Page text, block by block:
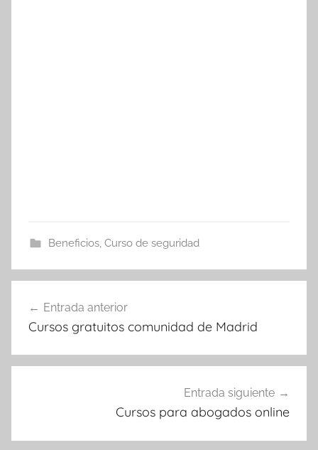
Beneficios, Curso de seguridad
de
Entrada anterior
Cursos gratuitos comunidad de Madrid
Entrada siguiente
Cursos para abogados online